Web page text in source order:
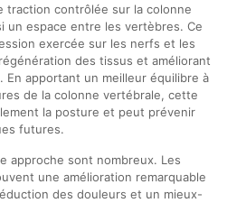
traction contrôlée sur la colonne
un espace entre les vertèbres. Ce
exercée sur les nerfs et les
des tissus et améliorant
En apportant un meilleur équilibre à
de la colonne vertébrale, cette
la posture et peut prévenir
futures.
approche sont nombreux. Les
une amélioration remarquable
des douleurs et un mieux-